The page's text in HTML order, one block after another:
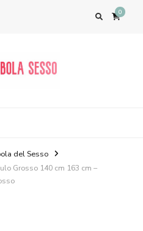
0
del Sesso
Grosso 140 cm 163 cm –